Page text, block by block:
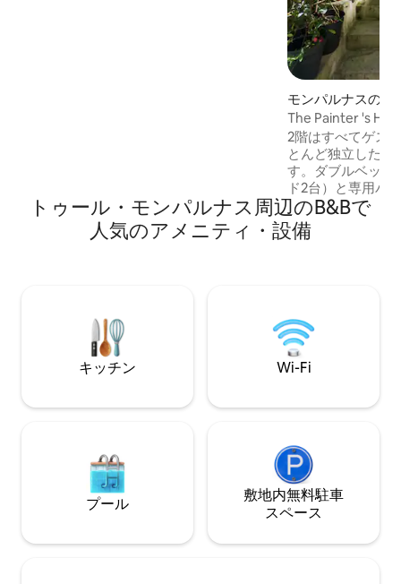
緑がテーマです。私たちはパリ近郊の魅
力的な村ビエーヴルにあるモンテクラン
の森にいます。 ヴェルサイユから10分、
パリのポルト・ド・サンクルードから8
モンパルナスの個
The Painter 's
2階はすべてゲス
とんど独立した場
す。ダブルベッド
ド2台）と専用バ
部屋、および別の
（+ 50 €）を備え
したアーティスト
彼らと一緒に住む
トゥール・モンパルナス周辺のB&B⁠で
人⁠気⁠のア⁠メ⁠ニ⁠テ⁠ィ⁠・設⁠備
キッチン Wi-Fi
プール
敷地内無料駐⁠車
ス⁠ペ⁠ー⁠ス